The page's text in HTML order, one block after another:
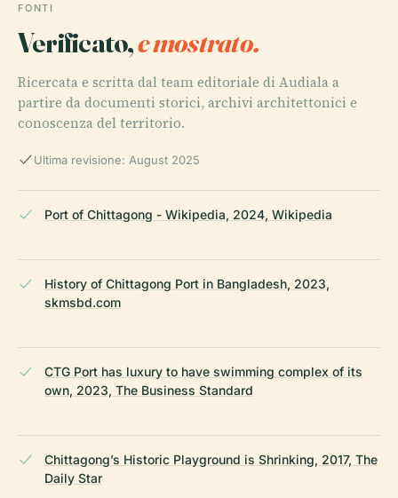
FONTI
Verificato,e mostrato.
Ricercata e scritta dal team editoriale di Audiala a
partire da documenti storici, archivi architettonici e
conoscenza del territorio.
Ultima revisione: August 2025
Port of Chittagong - Wikipedia, 2024, Wikipedia
History of Chittagong Port in Bangladesh, 2023,
skmsbd.com
CTG Port has luxury to have swimming complex of its
own, 2023, The Business Standard
Chittagong’s Historic Playground is Shrinking, 2017, The
Daily Star